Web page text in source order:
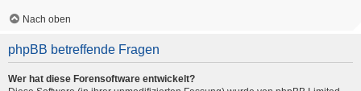
Nach oben
phpBB betreffende Fragen
Wer hat diese Forensoftware entwickelt?